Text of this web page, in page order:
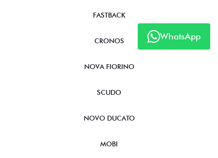
WhatsApp
FASTBACK
CRONOS
NOVA FIORINO
SCUDO
NOVO DUCATO
MOBI